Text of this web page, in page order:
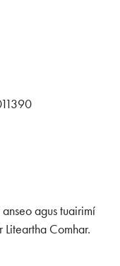
agus tuairimí
Comhar.